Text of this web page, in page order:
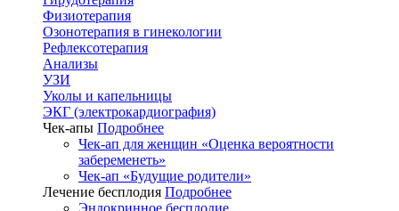
Физиотерапия
Озонотерапия в гинекологии
Рефлексотерапия
Анализы
УЗИ
Уколы и капельницы
ЭКГ (электрокардиография)
Чек-апы Подробнее
Чек-ап для женщин «Оценка вероятности
забеременеть»
Чек-ап «Будущие родители»
Лечение бесплодия Подробнее
Эндокринное бесплодие